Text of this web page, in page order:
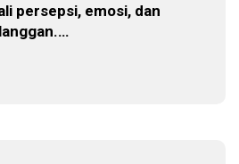
persepsi, emosi, dan